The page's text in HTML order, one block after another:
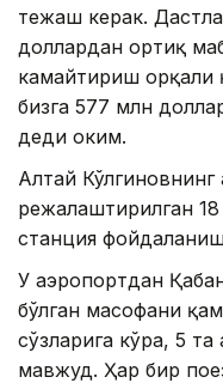
тежаш керак.
доллардан ортиқ
камайтириш орқали
бизга 577 млн
деди ҳоким.
Алтай
режалаштирилган
станция
У аэропортдан
бўлган масофани
сўзларига кўра, 5 та
мавжуд. Ҳар бир